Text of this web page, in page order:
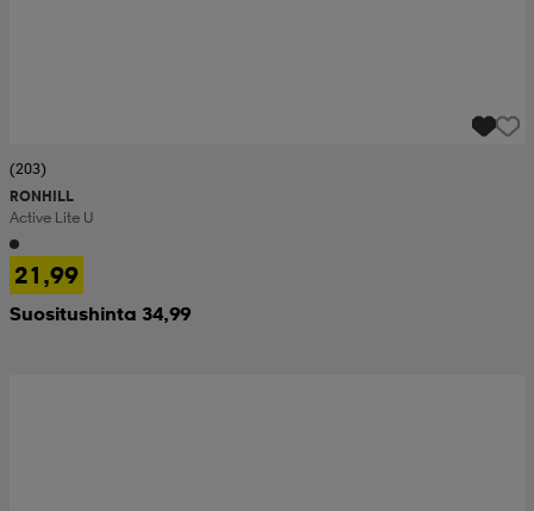
(203)
RONHILL
Active Lite U
21,99
Suositushinta 34,99